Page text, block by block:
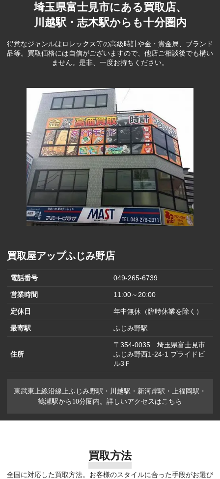
ブック･オフ
コーポレー
ション(100円)
コーポレー
ション(500円)
390円
フェスタリア
ファーマライ
ズホールディ
ングス(500円)
ヒラキ(2000円)
ヒマラヤ(1,000
円)
バロックジャ
パンリミテッ
ド(2,000円)
680円
はるやまホー
ルディングス
1,500円
埼玉県富士見市にある買取店、
川越駅・志木駅からも十分圏内
得意なジャンルはロレックス等の高級時計や金・貴金属、ブランド
品等。 買取価格には自信がございますので、他店ご相談後でも構い
ません。是非、一度お持ちください。
買取屋アップふじみ野店
電話番号 049-265-6739
営業時間 11:00～20:00
定休日 年中無休（臨時休業を除く）
最寄駅 ふじみ野駅
住所
〒354-0035 埼玉県富士見市
ふじみ野西1-24-1 プライドビ
ル3Ｆ
東武東上線沿線上ふじみ野駅・川越駅・新河岸駅・上福岡駅・
鶴瀬駅から10分圏内。詳しいアクセスはこちら
買取方法
全国に対応した買取方法。お客様のスタイルに合った手段がお選び